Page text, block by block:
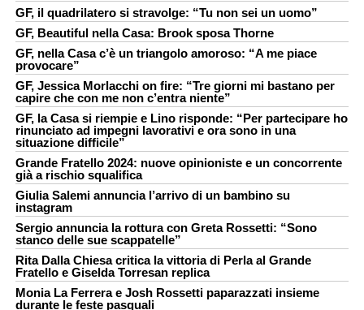
GF, il quadrilatero si stravolge: “Tu non sei un uomo”
GF, Beautiful nella Casa: Brook sposa Thorne
GF, nella Casa c’è un triangolo amoroso: “A me piace
provocare”
GF, Jessica Morlacchi on fire: “Tre giorni mi bastano per
capire che con me non c’entra niente”
GF, la Casa si riempie e Lino risponde: “Per partecipare ho
rinunciato ad impegni lavorativi e ora sono in una
situazione difficile”
Grande Fratello 2024: nuove opinioniste e un concorrente
già a rischio squalifica
Giulia Salemi annuncia l’arrivo di un bambino su
instagram
Sergio annuncia la rottura con Greta Rossetti: “Sono
stanco delle sue scappatelle”
Rita Dalla Chiesa critica la vittoria di Perla al Grande
Fratello e Giselda Torresan replica
Monia La Ferrera e Josh Rossetti paparazzati insieme
durante le feste pasquali